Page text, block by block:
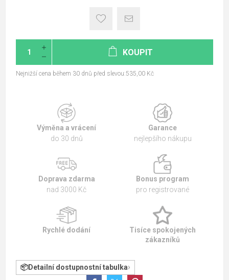
KOUPIT
Nejnižší cena během 30 dnů před slevou:535,00 Kč
Výměna a vrácení
do 30 dnů
Garance
nejlepšího nákupu
Doprava zdarma
nad 3000 Kč
Bonus program
pro registrované
Rychlé dodání
Tisíce spokojených
zákazníků
Detailní dostupnostní tabulka